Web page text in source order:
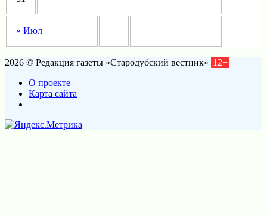
« Июл
2026 © Редакция газеты «Стародубский вестник» 12+
О проекте
Карта сайта